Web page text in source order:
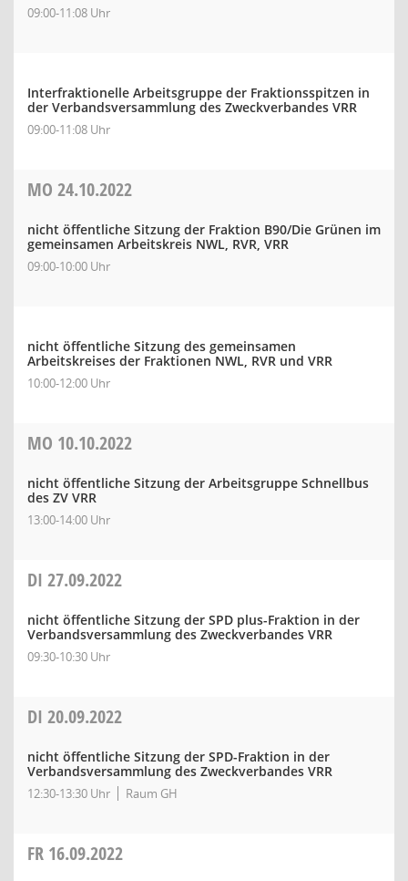
09:00-11:08 Uhr
Interfraktionelle Arbeitsgruppe der Fraktionsspitzen in
der Verbandsversammlung des Zweckverbandes VRR
09:00-11:08 Uhr
MO 24.10.2022
nicht öffentliche Sitzung der Fraktion B90/Die Grünen im
gemeinsamen Arbeitskreis NWL, RVR, VRR
09:00-10:00 Uhr
nicht öffentliche Sitzung des gemeinsamen
Arbeitskreises der Fraktionen NWL, RVR und VRR
10:00-12:00 Uhr
MO 10.10.2022
nicht öffentliche Sitzung der Arbeitsgruppe Schnellbus
des ZV VRR
13:00-14:00 Uhr
DI 27.09.2022
nicht öffentliche Sitzung der SPD plus-Fraktion in der
Verbandsversammlung des Zweckverbandes VRR
09:30-10:30 Uhr
DI 20.09.2022
nicht öffentliche Sitzung der SPD-Fraktion in der
Verbandsversammlung des Zweckverbandes VRR
12:30-13:30 Uhr Raum GH
FR 16.09.2022